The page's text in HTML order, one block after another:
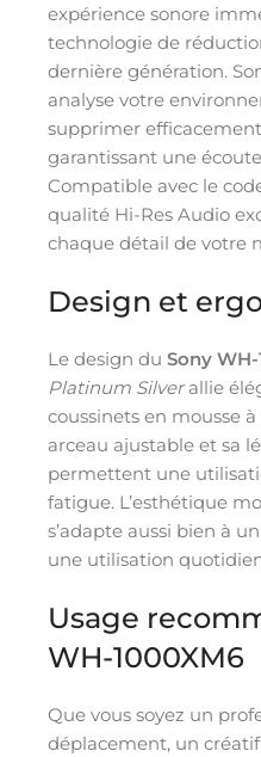
expérience sonore
technologie de
dernière génération.
analyse votre
supprimer
garantissant une
Compatible avec le
qualité Hi-Res Audio
chaque détail de votre
Design et
Le design du Sony
Platinum Silverallie
coussinets en mousse
arceau ajustable et sa
permettent une
fatigue. L’esthétique
s’adapte aussi bien à
une utilisation
Usage
WH-1000XM6
Que vous soyez un
déplacement, un